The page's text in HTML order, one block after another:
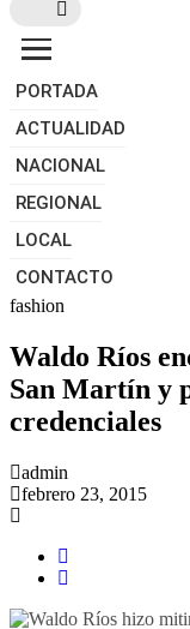
reincidente
cerca al
PORTADA
ACTUALIDAD
NACIONAL
REGIONAL
LOCAL
CONTACTO
fashion
Waldo Ríos
San Martín y
credenciales
admin
febrero 23, 2015